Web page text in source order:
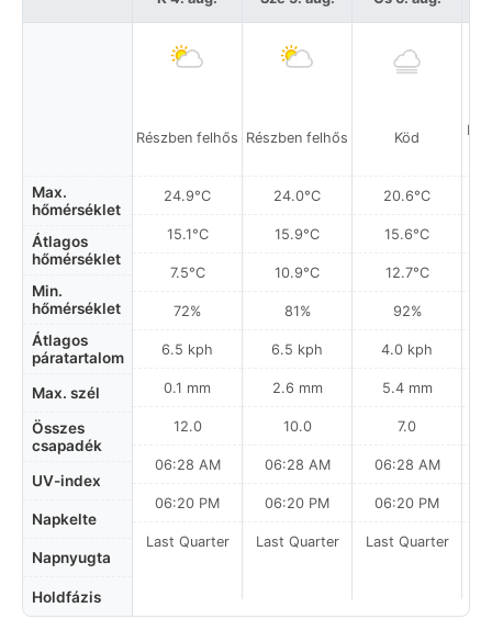
Max.
hőmérséklet
Átlagos
hőmérséklet
Min.
hőmérséklet
Átlagos
páratartalom
Max. szél
Összes
csapadék
UV-index
Napkelte
Napnyugta
Holdfázis
Részben felhős
24.9°C
15.1°C
7.5°C
72%
6.5 kph
0.1 mm
12.0
06:28 AM
06:20 PM
Last Quarter
Részben felhős
24.0°C
15.9°C
10.9°C
81%
6.5 kph
2.6 mm
10.0
06:28 AM
06:20 PM
Last Quarter
Köd
20.6°C
15.6°C
12.7°C
92%
4.0 kph
5.4 mm
7.0
06:28 AM
06:20 PM
Last Quarter